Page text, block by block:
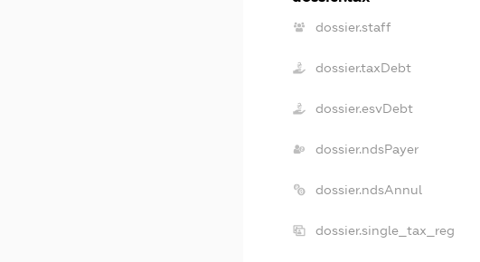
dossier.staff
dossier.taxDebt
dossier.esvDebt
dossier.ndsPayer
dossier.ndsAnnul
dossier.single_tax_reg